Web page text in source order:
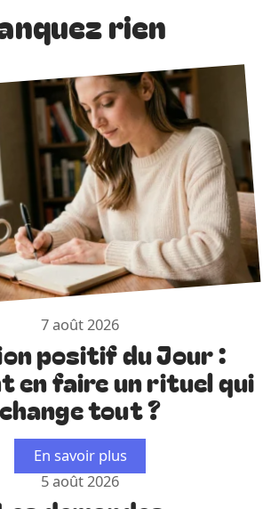
rien
7 août 2026
positif du Jour :
en faire un rituel qui
change tout ?
En savoir plus
5 août 2026